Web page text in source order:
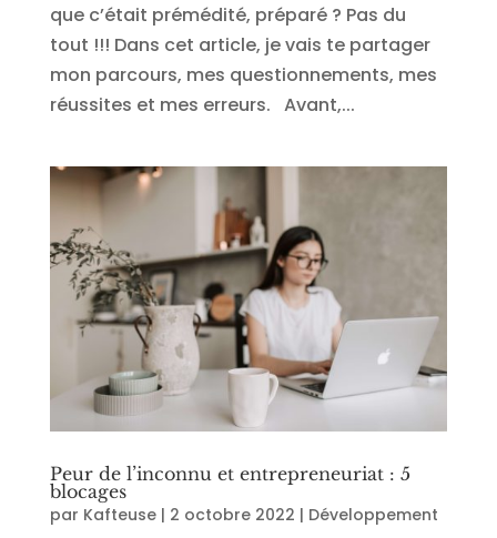
que c’était prémédité, préparé ? Pas du
tout !!! Dans cet article, je vais te partager
mon parcours, mes questionnements, mes
réussites et mes erreurs. Avant,...
Peur de l’inconnu et entrepreneuriat : 5
blocages
par Kafteuse| 2 octobre 2022 | Développement